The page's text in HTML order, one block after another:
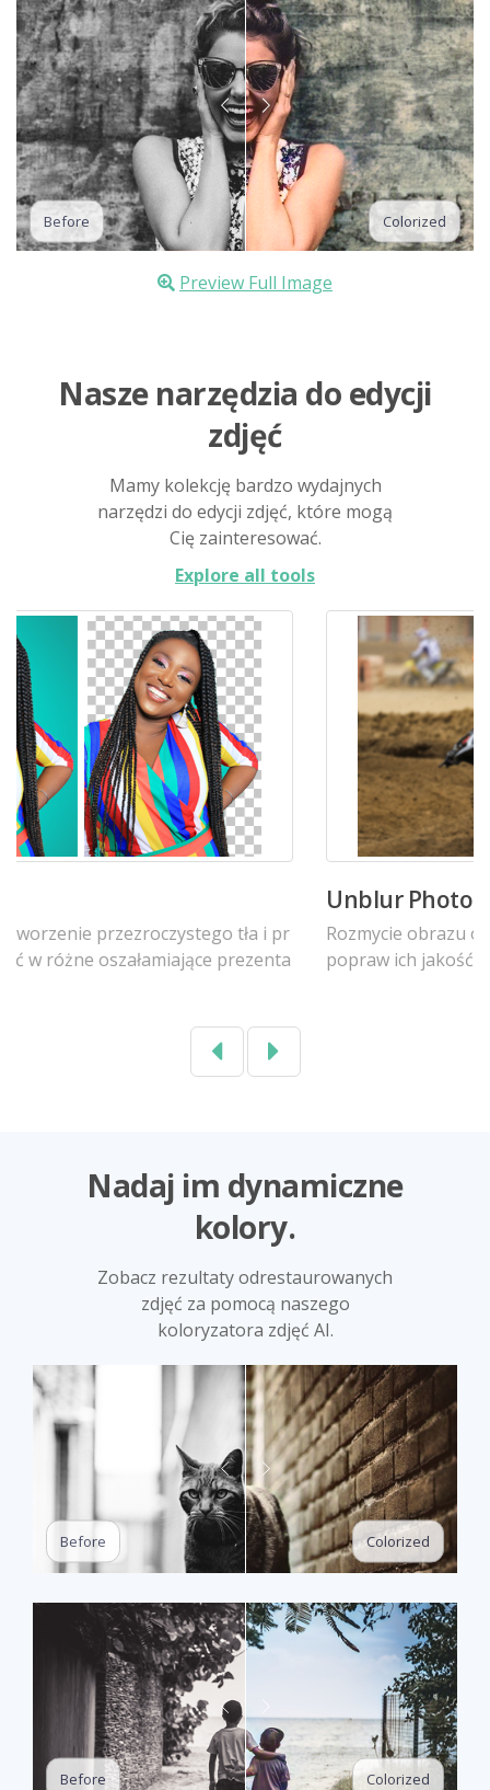
Before Colorized
Preview Full Image
Nasze narzędzia do edycji
zdjęć
Mamy kolekcję bardzo wydajnych
narzędzi do edycji zdjęć, które mogą
Cię zainteresować.
Explore all tools
Rozmycie obrazu online za darmo. Rozmyj zdjęcia i
popraw ich jakość.
PreviousNext
Nadaj im dynamiczne
kolory.
Zobacz rezultaty odrestaurowanych
zdjęć za pomocą naszego
koloryzatora zdjęć AI.
Before Colorized
Before Colorized